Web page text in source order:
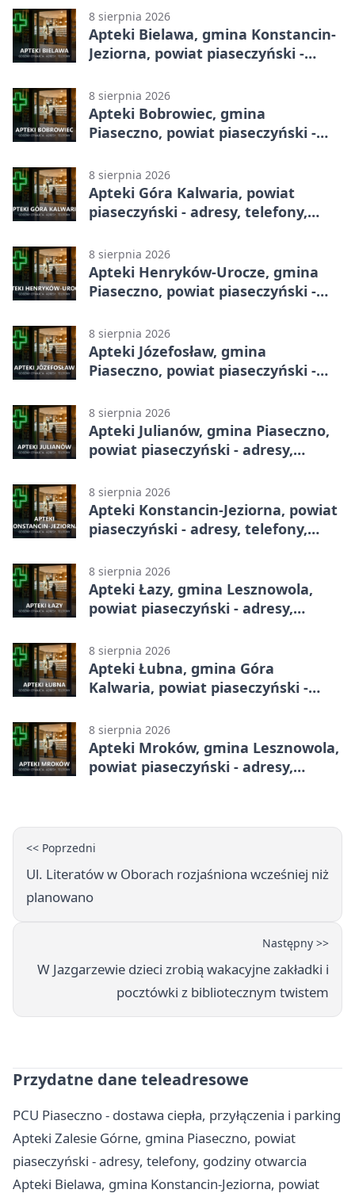
8 sierpnia 2026
Apteki Bielawa, gmina Konstancin-
Jeziorna, powiat piaseczyński -
8 sierpnia 2026
Apteki Bobrowiec, gmina
Piaseczno, powiat piaseczyński -
8 sierpnia 2026
Apteki Góra Kalwaria, powiat
piaseczyński - adresy, telefony,
8 sierpnia 2026
Apteki Henryków-Urocze, gmina
Piaseczno, powiat piaseczyński -
8 sierpnia 2026
Apteki Józefosław, gmina
Piaseczno, powiat piaseczyński -
8 sierpnia 2026
Apteki Julianów, gmina Piaseczno,
powiat piaseczyński - adresy,
8 sierpnia 2026
Apteki Konstancin-Jeziorna, powiat
piaseczyński - adresy, telefony,
8 sierpnia 2026
Apteki Łazy, gmina Lesznowola,
powiat piaseczyński - adresy,
8 sierpnia 2026
Apteki Łubna, gmina Góra
Kalwaria, powiat piaseczyński -
8 sierpnia 2026
Apteki Mroków, gmina Lesznowola,
powiat piaseczyński - adresy,
<< Poprzedni
Ul. Literatów w Oborach rozjaśniona wcześniej niż
planowano
Następny >>
W Jazgarzewie dzieci zrobią wakacyjne zakładki i
pocztówki z bibliotecznym twistem
Przydatne dane teleadresowe
PCU Piaseczno - dostawa ciepła, przyłączenia i parking
Apteki Zalesie Górne, gmina Piaseczno, powiat
piaseczyński - adresy, telefony, godziny otwarcia
Apteki Bielawa, gmina Konstancin-Jeziorna, powiat